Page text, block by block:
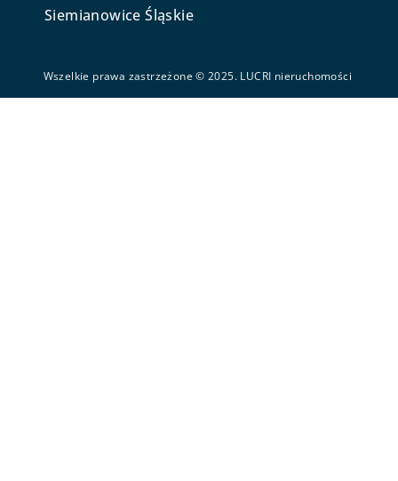
Siemianowice Śląskie
Wszelkie prawa zastrzeżone © 2025. LUCRI nieruchomości